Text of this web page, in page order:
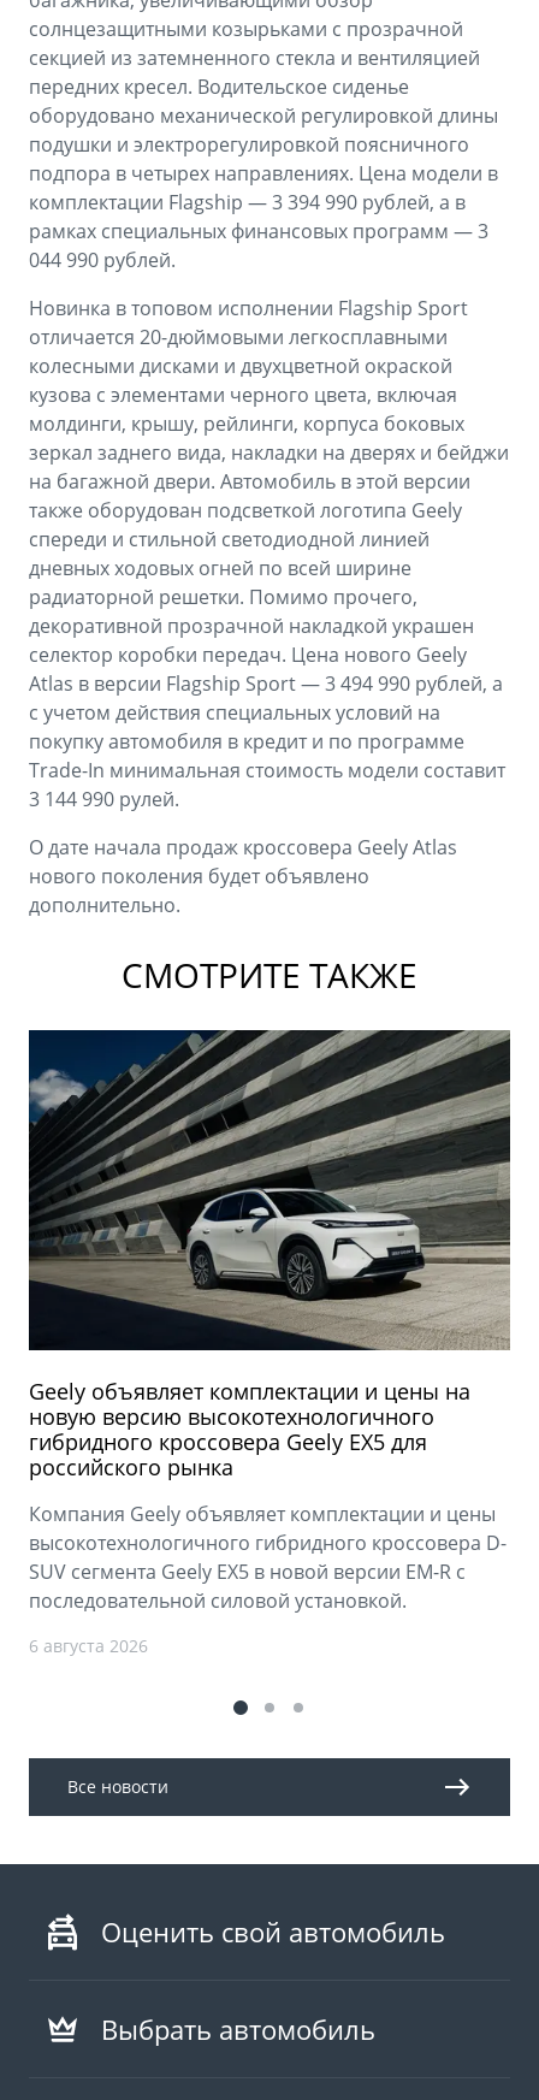
солнцезащитными козырьками с прозрачной
секцией из затемненного стекла и вентиляцией
передних кресел. Водительское сиденье
оборудовано механической регулировкой длины
подушки и электрорегулировкой поясничного
подпора в четырех направлениях. Цена модели в
комплектации Flagship — 3 394 990 рублей, а в
рамках специальных финансовых программ — 3
044 990 рублей.
Новинка в топовом исполнении Flagship Sport
отличается 20-дюймовыми легкосплавными
колесными дисками и двухцветной окраской
кузова с элементами черного цвета, включая
молдинги, крышу, рейлинги, корпуса боковых
зеркал заднего вида, накладки на дверях и бейджи
на багажной двери. Автомобиль в этой версии
также оборудован подсветкой логотипа Geely
спереди и стильной светодиодной линией
дневных ходовых огней по всей ширине
радиаторной решетки. Помимо прочего,
декоративной прозрачной накладкой украшен
селектор коробки передач. Цена нового Geely
Atlas в версии Flagship Sport — 3 494 990 рублей, а
с учетом действия специальных условий на
покупку автомобиля в кредит и по программе
Trade-In минимальная стоимость модели составит
3 144 990 рулей.
О дате начала продаж кроссовера Geely Atlas
нового поколения будет объявлено
дополнительно.
СМОТРИТЕ ТАКЖЕ
Geely объявляет комплектации и цены на
новую версию высокотехнологичного
гибридного кроссовера Geely EX5 для
российского рынка
Компания Geely объявляет комплектации и цены
высокотехнологичного гибридного кроссовера D-
SUV сегмента Geely EX5 в новой версии EM-R с
последовательной силовой установкой.
6 августа 2026
Все новости
Оценить свой автомобиль
Выбрать автомобиль